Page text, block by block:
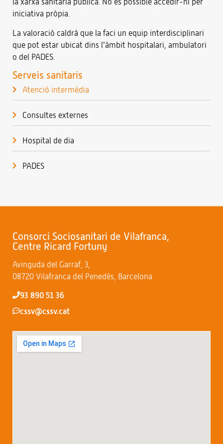
Serveis sanitaris
Atenció intermèdia
Consultes externes
Hospital de dia
PADES
la xarxa sanitària pública. No és possible accedir-hi per
iniciativa pròpia.
La valoració caldrà que la faci un equip interdisciplinari
que pot estar ubicat dins l’àmbit hospitalari, ambulatori
o del PADES.
Consorci Sociosanitari de Vilafranca,
Centre Ricard Fortuny
Avinguda del Garraf, 3,
08720 Vilafranca del Penedès, Barcelona
93 890 51 36
cssv@cssv.cat